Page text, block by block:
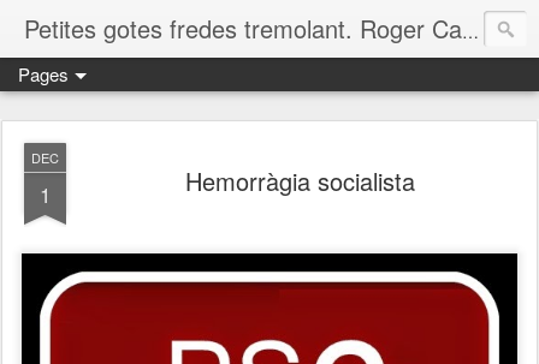
Petites gotes fredes tremolant. Roger Casero Gumbau. Girona
Pages
DEC
1 Hemorràgia socialista